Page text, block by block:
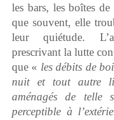
les bars, les boîtes
que souvent, elle
leur quiétude.
prescrivant la lutte
que « les débits de
nuit et tout autre
aménagés de telle
perceptible à